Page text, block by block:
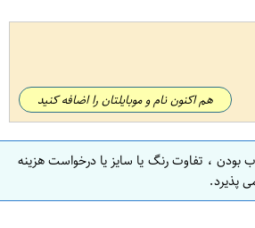
هم اکنون نام و موبایلتان را اضافه کنید
بودن ، تفاوت رنگ یا سایز یا درخواست هزینه
پذیرد.